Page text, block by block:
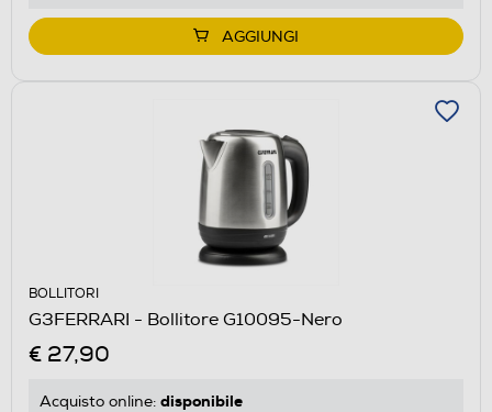
AGGIUNGI
BOLLITORI
G3FERRARI - Bollitore G10095-Nero
€ 27,90
Acquisto online: disponibile